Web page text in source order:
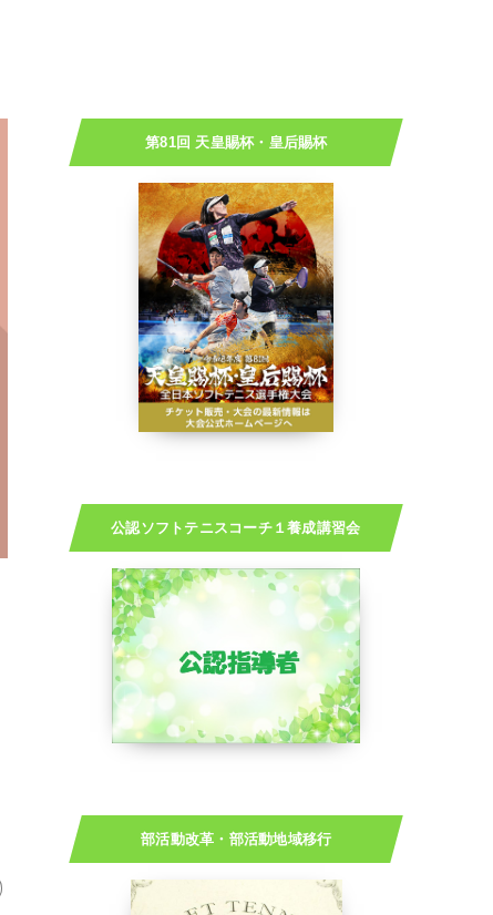
第81回 天皇賜杯・皇后賜杯
公認ソフトテニスコーチ１養成講習会
部活動改革・部活動地域移行